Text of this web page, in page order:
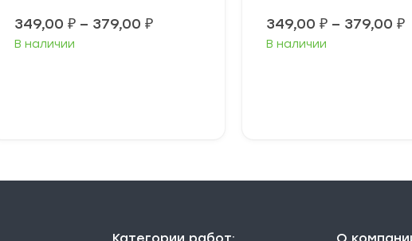
349,00 ₽ – 379,00 ₽Диапазон
В наличии
349,00 ₽ – 379,00 ₽
В наличии